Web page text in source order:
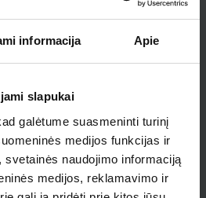
informacija Apie
slapukai
galėtume suasmeninti turinį
medijos funkcijas ir
svetainės naudojimo informaciją
medijos, reklamavimo ir
kodas: 10136086
rėmelis, Berker Q1,
rėmelis, Berker Q1,
antracito velvetas
kodas: 10156086